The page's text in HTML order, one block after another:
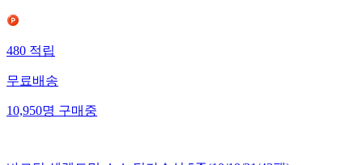
480적립
무료배송
10,950명구매중